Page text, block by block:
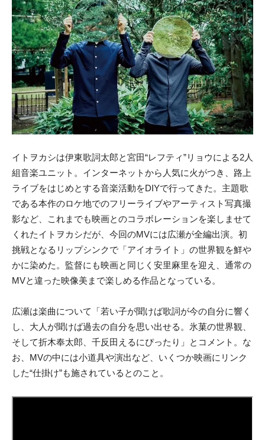
イトヲカシは伊東歌詞太郎と宮田“レフティ”リョウによる2人
組音楽ユニット。インターネットから人気に火がつき、路上
ライブをはじめとする音楽活動をDIYで行ってきた。主題歌
である本作のロケ地でのフリーライブやアーティスト写真撮
影など、これまでも映画とのコラボレーションを楽しませて
くれたイトヲカシだが、今回のMVには広瀬が全編出演。初
挑戦となるリップシンクで「アイオライト」の世界観を鮮や
かに染めた。監督にも映画と同じく安里麻里を迎え、通常の
MVと違った映像美まで楽しめる作品となっている。
広瀬は楽曲について「若い子が聞けば歌詞が今の自分に響く
し、大人が聞けば過去の自分を思い出せる。氷菓の世界観、
そして折木奉太郎、千反田えるにぴったり」とコメント。な
お、MVの中には小道具や演出など、いくつか映画にリンク
した“仕掛け”も施されているとのこと。